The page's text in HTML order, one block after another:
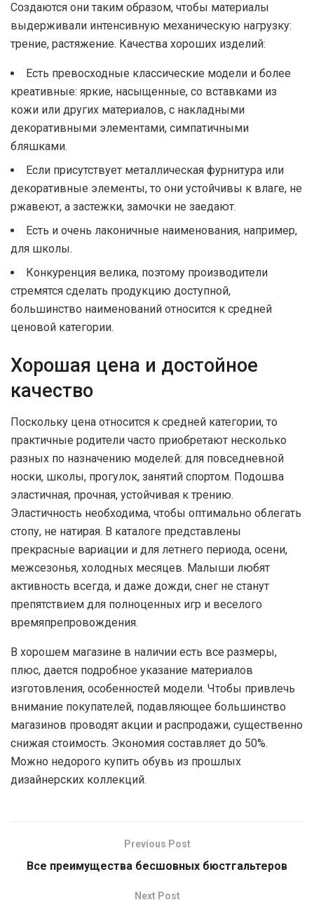
Создаются они таким образом, чтобы материалы
выдерживали интенсивную механическую нагрузку:
трение, растяжение. Качества хороших изделий:
Есть превосходные классические модели и более
креативные: яркие, насыщенные, со вставками из
кожи или других материалов, с накладными
декоративными элементами, симпатичными
бляшками.
Если присутствует металлическая фурнитура или
декоративные элементы, то они устойчивы к влаге, не
ржавеют, а застежки, замочки не заедают.
Есть и очень лаконичные наименования, например,
для школы.
Конкуренция велика, поэтому производители
стремятся сделать продукцию доступной,
большинство наименований относится к средней
ценовой категории.
Хорошая цена и достойное
качество
Поскольку цена относится к средней категории, то
практичные родители часто приобретают несколько
разных по назначению моделей: для повседневной
носки, школы, прогулок, занятий спортом. Подошва
эластичная, прочная, устойчивая к трению.
Эластичность необходима, чтобы оптимально облегать
стопу, не натирая. В каталоге представлены
прекрасные вариации и для летнего периода, осени,
межсезонья, холодных месяцев. Малыши любят
активность всегда, и даже дожди, снег не станут
препятствием для полноценных игр и веселого
времяпрепровождения.
В хорошем магазине в наличии есть все размеры,
плюс, дается подробное указание материалов
изготовления, особенностей модели. Чтобы привлечь
внимание покупателей, подавляющее большинство
магазинов проводят акции и распродажи, существенно
снижая стоимость. Экономия составляет до 50%.
Можно недорого купить обувь из прошлых
дизайнерских коллекций.
Previous Post
Все преимущества бесшовных бюстгальтеров
Next Post